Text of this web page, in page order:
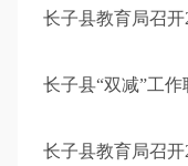
长子县教育局召
长子县“双减”工
长子县教育局召